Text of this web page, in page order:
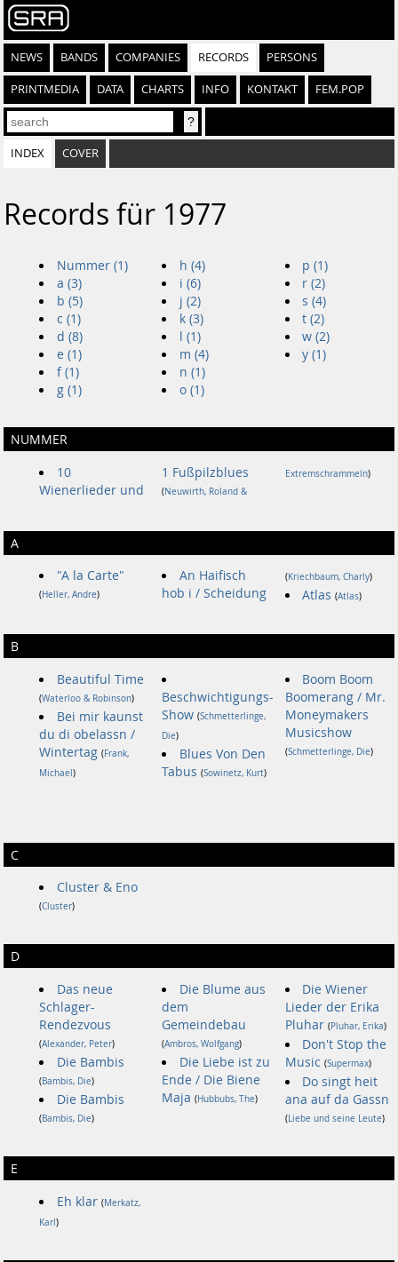
NEWS BANDS COMPANIES RECORDS PERSONS
PRINTMEDIA DATA CHARTS INFO KONTAKT FEM.POP
INDEX COVER
Records für 1977
Nummer (1)
a (3)
b (5)
c (1)
d (8)
e (1)
f (1)
g (1)
h (4)
i (6)
j (2)
k (3)
l (1)
m (4)
n (1)
o (1)
p (1)
r (2)
s (4)
t (2)
w (2)
y (1)
NUMMER
10
Wienerlieder und
1 Fußpilzblues
(Neuwirth, Roland &
Extremschrammeln)
A
"A la Carte"
(Heller, Andre)
An Haifisch
hob i / Scheidung
(Kriechbaum, Charly)
Atlas (Atlas)
B
Beautiful Time
(Waterloo & Robinson)
Bei mir kaunst
du di obelassn /
Wintertag (Frank,
Michael)
Beschwichtigungs-
Show (Schmetterlinge,
Die)
Blues Von Den
Tabus (Sowinetz, Kurt)
Boom Boom
Boomerang / Mr.
Moneymakers
Musicshow
(Schmetterlinge, Die)
C
Cluster & Eno
(Cluster)
D
Das neue
Schlager-
Rendezvous
(Alexander, Peter)
Die Bambis
(Bambis, Die)
Die Bambis
(Bambis, Die)
Die Blume aus
dem
Gemeindebau
(Ambros, Wolfgang)
Die Liebe ist zu
Ende / Die Biene
Maja (Hubbubs, The)
Die Wiener
Lieder der Erika
Pluhar (Pluhar, Erika)
Don't Stop the
Music (Supermax)
Do singt heit
ana auf da Gassn
(Liebe und seine Leute)
E
Eh klar (Merkatz,
Karl)